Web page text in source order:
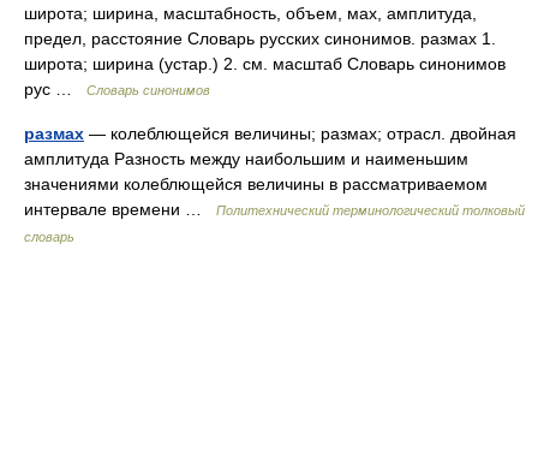
широта; ширина, масштабность, объем, мах, амплитуда,
предел, расстояние Словарь русских синонимов. размах 1.
широта; ширина (устар.) 2. см. масштаб Словарь синонимов
рус …
Словарь синонимов
размах — колеблющейся величины; размах; отрасл. двойная
амплитуда Разность между наибольшим и наименьшим
значениями колеблющейся величины в рассматриваемом
интервале времени …
Политехнический терминологический толковый
словарь